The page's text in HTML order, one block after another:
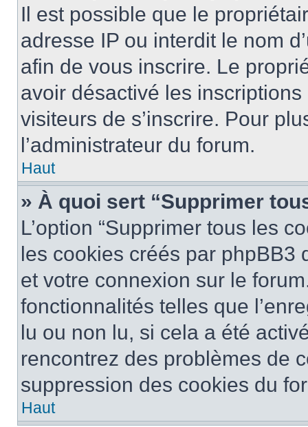
Il est possible que le
adresse IP ou interdit le nom
afin de vous inscrire. Le
avoir désactivé les
visiteurs de s’inscrire. Pour
l’administrateur du forum.
Haut
» À quoi sert “Supprimer
L’option “Supprimer tous les
les cookies créés par phpBB3
et votre connexion sur le
fonctionnalités telles que
lu ou non lu, si cela a été
rencontrez des problèmes de
suppression des cookies du
Haut